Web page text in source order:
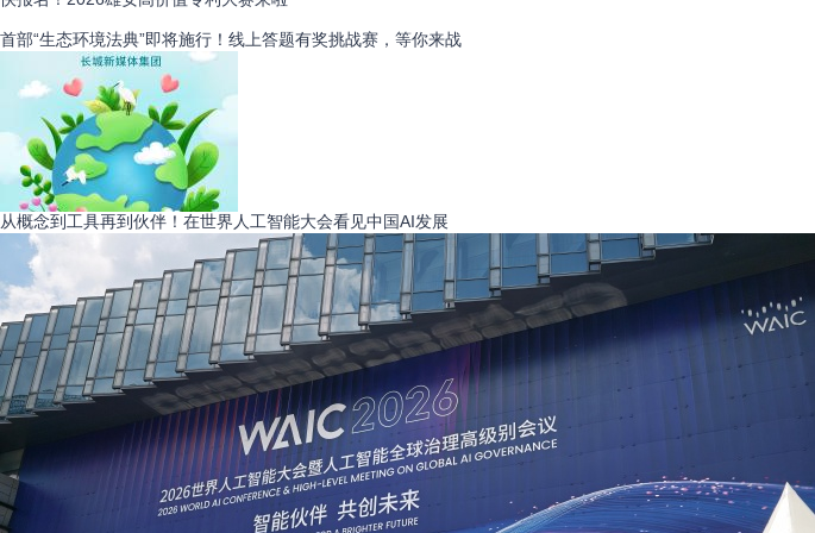
首部“生态环境法典”即将施行！线上答题有奖挑战赛，等你来战
从概念到工具再到伙伴！在世界人工智能大会看见中国AI发展